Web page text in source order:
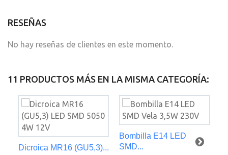
RESEÑAS
No hay reseñas de clientes en este momento.
11 PRODUCTOS MÁS EN LA MISMA CATEGORÍA:
Dicroica MR16 (GU5,3)...
Bombilla E14 LED
SMD...